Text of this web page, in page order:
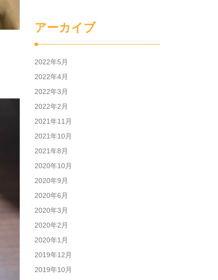
アーカイブ
2022年5月
2022年4月
2022年3月
2022年2月
2021年11月
2021年10月
2021年8月
2020年10月
2020年9月
2020年6月
2020年3月
2020年2月
2020年1月
2019年12月
2019年10月